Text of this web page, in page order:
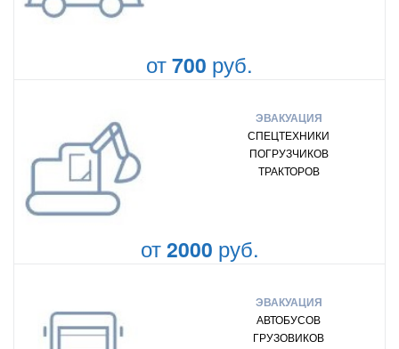
от700 руб.
ЭВАКУАЦИЯ
СПЕЦТЕХНИКИ
ПОГРУЗЧИКОВ
ТРАКТОРОВ
от2000 руб.
ЭВАКУАЦИЯ
АВТОБУСОВ
ГРУЗОВИКОВ